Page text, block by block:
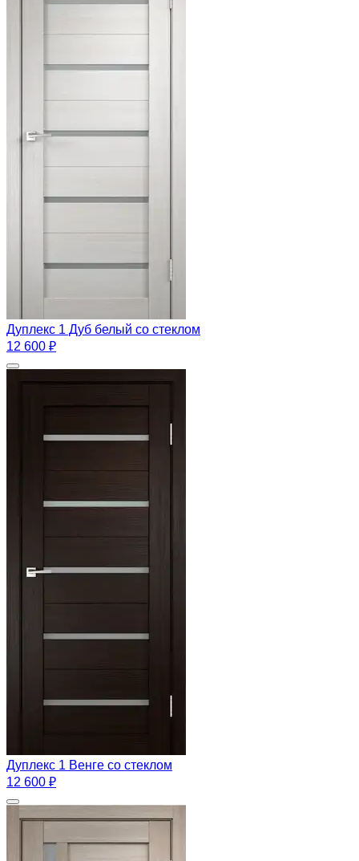
Дуплекс 1 Дуб белый со стеклом
12 600 ₽
Дуплекс 1 Венге со стеклом
12 600 ₽